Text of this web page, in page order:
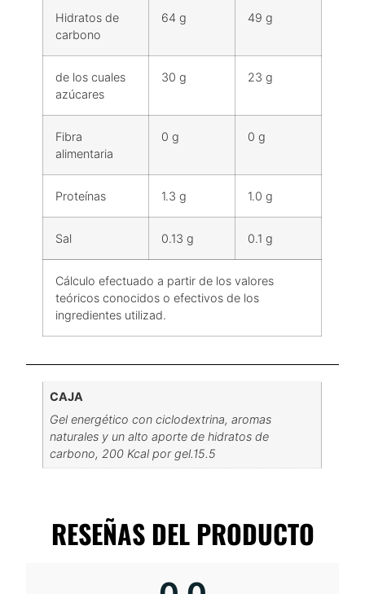
Hidratos de
carbono
64 g 49 g
de los cuales
azúcares
30 g 23 g
Fibra
alimentaria
0 g 0 g
Proteínas 1.3 g 1.0 g
Sal 0.13 g 0.1 g
Cálculo efectuado a partir de los valores
teóricos conocidos o efectivos de los
ingredientes utilizad.
CAJA
Gel energético con ciclodextrina, aromas
naturales y un alto aporte de hidratos de
carbono, 200 Kcal por gel.15.5
RESEÑAS DEL PRODUCTO